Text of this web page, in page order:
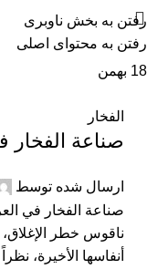
رفتن به بخش ناوبری
رفتن به محتوای اصلی
18 بهمن
الفخار
صناعة الفخار
ارسال شده توسط
صناعة الفخار في
ناقوس خطر
أنفاسها الأخيرة،